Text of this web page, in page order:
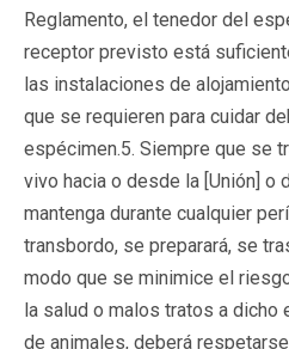
Reglamento, el tenedor del
receptor previsto está
las instalaciones de
que se requieren para cuidar
espécimen.5. Siempre que se
vivo hacia o desde la [Unión] o
mantenga durante cualquier
transbordo, se preparará, se
modo que se minimice el
la salud o malos tratos a dicho
de animales, deberá